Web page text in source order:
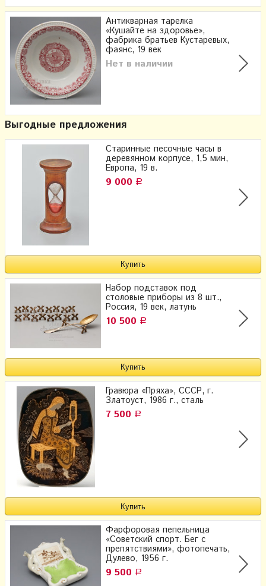
Антикварная тарелка
«Кушайте на здоровье»,
фабрика братьев Кустаревых,
фаянс, 19 век
Нет в наличии
Выгодные предложения
Старинные песочные часы в
деревянном корпусе, 1,5 мин,
Европа, 19 в.
9 000 Р
Набор подставок под
столовые приборы из 8 шт.,
Россия, 19 век, латунь
10 500 Р
Гравюра «Пряха», СССР, г.
Златоуст, 1986 г., сталь
7 500 Р
Фарфоровая пепельница
«Советский спорт. Бег с
препятствиями», фотопечать,
Дулево, 1956 г.
9 500 Р